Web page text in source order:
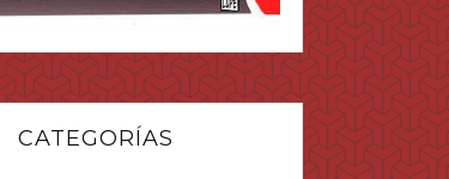
CATEGORÍAS